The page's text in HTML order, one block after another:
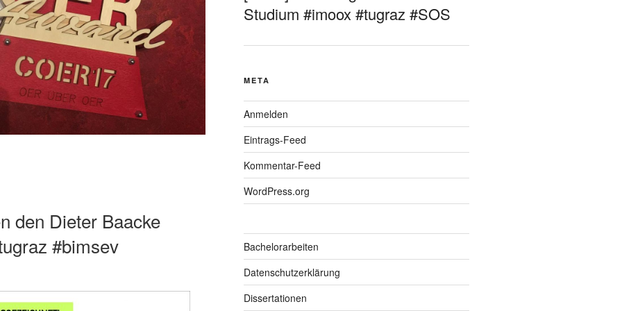
den Dieter Baacke
#bimsev
Studium #imoox #tugraz #SOS
META
Anmelden
Eintrags-Feed
Kommentar-Feed
WordPress.org
Bachelorarbeiten
Datenschutzerklärung
Dissertationen